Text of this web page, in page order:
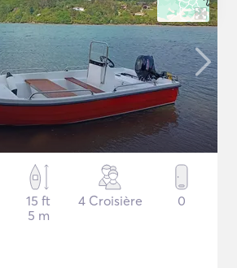
15 ft
5 m
4 Croisière 0